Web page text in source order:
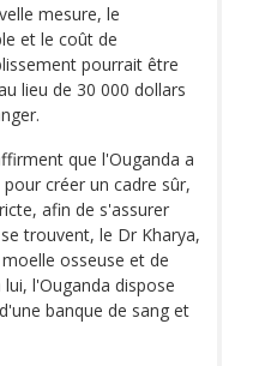
mesure, le
et le coût de
pourrait être
lieu de 30 000 dollars
que l'Ouganda a
créer un cadre sûr,
afin de s'assurer
trouvent, le Dr Kharya,
osseuse et de
l'Ouganda dispose
banque de sang et